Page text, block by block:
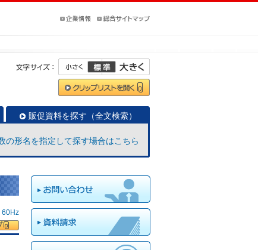
販促資料を探す（全文検索）
の形名を指定して探す場合はこちら
60Hz